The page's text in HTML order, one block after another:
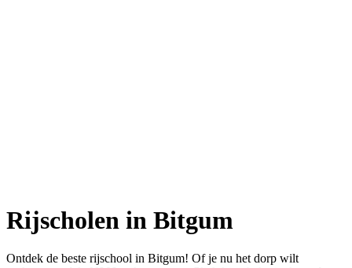
Rijscholen in Bitgum
Ontdek de beste rijschool in Bitgum! Of je nu het dorp wilt